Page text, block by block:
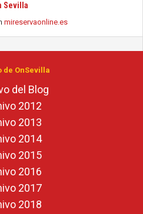
Sevilla
mireservaonline.es
de OnSevilla
del Blog
2012
2013
2014
2015
2016
2017
2018